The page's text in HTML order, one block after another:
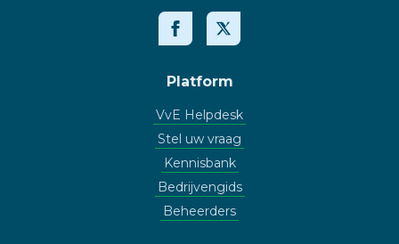
Platform
VvE Helpdesk
Stel uw vraag
Kennisbank
Bedrijvengids
Beheerders